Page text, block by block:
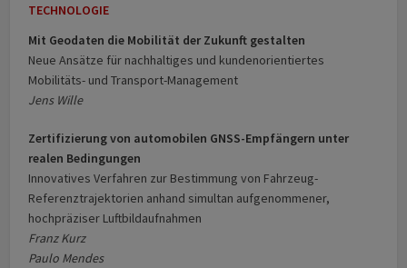
TECHNOLOGIE
Mit Geodaten die Mobilität der Zukunft gestalten
Neue Ansätze für nachhaltiges und kundenorientiertes
Mobilitäts- und Transport-Management
Jens Wille
Zertifizierung von automobilen GNSS-Empfängern unter
realen Bedingungen
Innovatives Verfahren zur Bestimmung von Fahrzeug-
Referenztrajektorien anhand simultan aufgenommener,
hochpräziser Luftbildaufnahmen
Franz Kurz
Paulo Mendes